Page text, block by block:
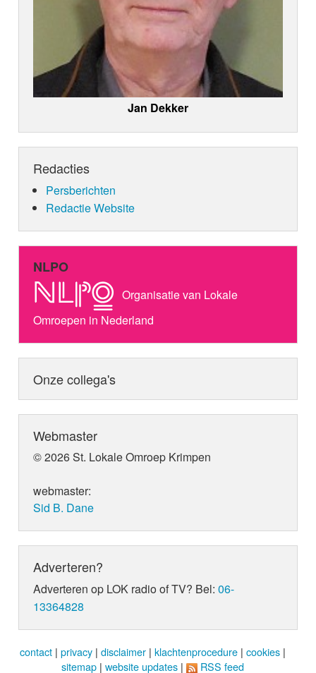
Jan Dekker
Redacties
Persberichten
Redactie Website
NLPO
Organisatie van Lokale
Omroepen in Nederland
Onze collega's
Webmaster
© 2026 St. Lokale Omroep Krimpen
webmaster:
Sid B. Dane
Adverteren?
Adverteren op LOK radio of TV? Bel:06-
13364828
contact | privacy | disclaimer | klachtenprocedure | cookies |
sitemap | website updates | RSS feed